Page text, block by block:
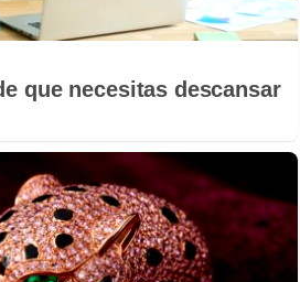
que necesitas descansar